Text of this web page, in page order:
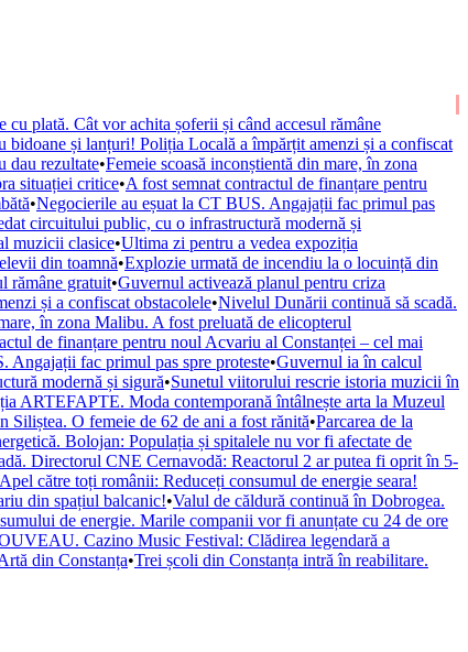
plată. Cât vor achita șoferii și când accesul rămâne
bidoane și lanțuri! Poliția Locală a împărțit amenzi și a confiscat
dau rezultate•Femeie scoasă inconștientă din mare, în zona
situației critice•A fost semnat contractul de finanțare pentru
•Negocierile au eșuat la CT BUS. Angajații fac primul pas
circuitului public, cu o infrastructură modernă și
muzicii clasice•Ultima zi pentru a vedea expoziția
din toamnă•Explozie urmată de incendiu la o locuință din
rămâne gratuit•Guvernul activează planul pentru criza
și a confiscat obstacolele•Nivelul Dunării continuă să scadă.
în zona Malibu. A fost preluată de elicopterul
de finanțare pentru noul Acvariu al Constanței – cel mai
Angajații fac primul pas spre proteste•Guvernul ia în calcul
modernă și sigură•Sunetul viitorului rescrie istoria muzicii în
ARTEFAPTE. Moda contemporană întâlnește arta la Muzeul
O femeie de 62 de ani a fost rănită•Parcarea de la
Bolojan: Populația și spitalele nu vor fi afectate de
Directorul CNE Cernavodă: Reactorul 2 ar putea fi oprit în 5-
Apel către toți românii: Reduceți consumul de energie seara!
din spațiul balcanic!•Valul de căldură continuă în Dobrogea.
de energie. Marile companii vor fi anunțate cu 24 de ore
Cazino Music Festival: Clădirea legendară a
din Constanța•Trei școli din Constanța intră în reabilitare.